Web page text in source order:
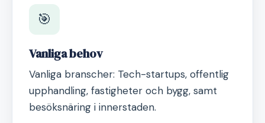
🎯
Vanliga behov
Vanliga branscher: Tech-startups, offentlig
upphandling, fastigheter och bygg, samt
besöksnäring i innerstaden.